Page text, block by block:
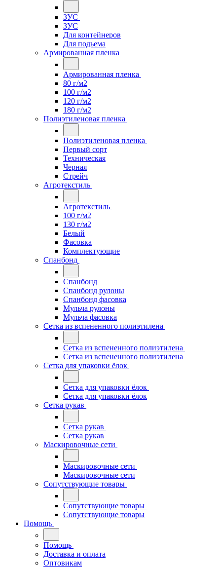
ЗУС
ЗУС
Для контейнеров
Для подьема
Армированная пленка
Армированная пленка
80 г/м2
100 г/м2
120 г/м2
180 г/м2
Полиэтиленовая пленка
Полиэтиленовая пленка
Первый сорт
Техническая
Черная
Стрейч
Агротекстиль
Агротекстиль
100 г/м2
130 г/м2
Белый
Фасовка
Комплектующие
Спанбонд
Спанбонд
Спанбонд рулоны
Спанбонд фасовка
Мульча рулоны
Мульча фасовка
Сетка из вспененного полиэтилена
Сетка из вспененного полиэтилена
Сетка из вспененного полиэтилена
Сетка для упаковки ёлок
Сетка для упаковки ёлок
Сетка для упаковки ёлок
Сетка рукав
Сетка рукав
Сетка рукав
Маскировочные сети
Маскировочные сети
Маскировочные сети
Сопутствующие товары
Сопутствующие товары
Сопутствующие товары
Помощь
Помощь
Доставка и оплата
Оптовикам